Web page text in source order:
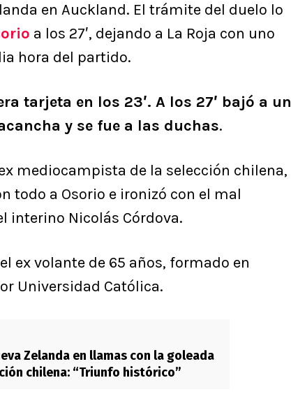
en Auckland. El trámite del duelo lo
a los 27′, dejando a La Roja con uno
hora del partido.
tarjeta en los 23′. A los 27′ bajó a un
y se fue a las duchas.
mediocampista de la selección chilena,
todo a Osorio e ironizó con el mal
interino Nicolás Córdova.
ex volante de 65 años, formado en
Universidad Católica.
Zelanda en llamas con la goleada
chilena: “Triunfo histórico”